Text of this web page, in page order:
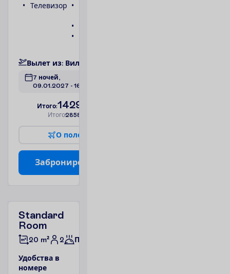
Телевизор
Вылет из: Вил
7 ночей,
09.01.2027 - 16.01.2027
Итого:1429.00
Итого2858.00
О поле
Заброниро
Standard
Room
20 m² 2 Полупансион
Удобства в
номере